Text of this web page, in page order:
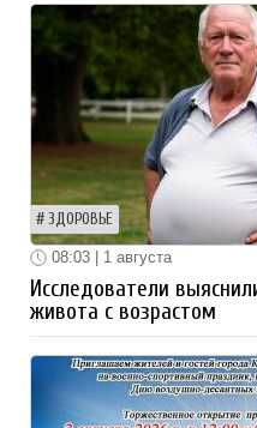
ЗДОРОВЬЕ
08:03 | 1 августа
Исследователи
живота с возрастом